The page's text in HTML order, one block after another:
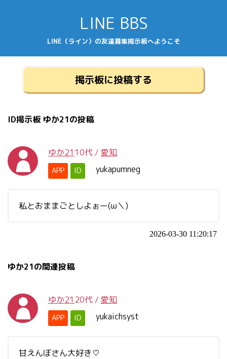
LINE BBS
LINE（ライン）の友達募集掲示板へようこそ
掲示板に投稿する
ID掲示板 ゆか21の投稿
ゆか21 10代 / 愛知
APP ID yukapumneg
私とおままごとしよぉー(ω＼)
2026-03-30 11:20:17
ゆか21の関連投稿
ゆか21 20代 / 愛知
APP ID yukaichsyst
甘えんぼさん大好き♡